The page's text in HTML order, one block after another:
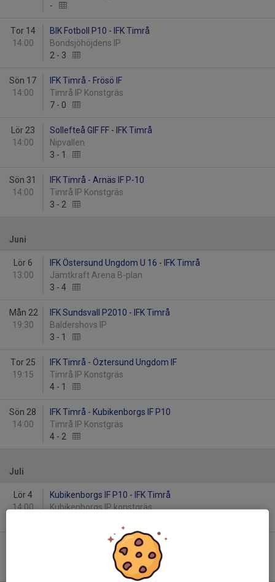
-
Tor 14
14:00
BIK Fotboll P10 - IFK Timrå
Bondsjöhöjdens IP
2 - 3
Sön 17
14:00
IFK Timrå - Frösö IF
Timrå IP Konstgräs
7 - 0
Lör 23
14:00
Sollefteå GIF FF - IFK Timrå
Nipvallen
3 - 1
Sön 31
14:00
IFK Timrå - Arnäs IF P-10
Timrå IP Konstgräs
3 - 2
Juni
Lör 6
13:00
IFK Östersund Ungdom U 16 - IFK Timrå
Jämtkraft Arena B-plan
3 - 4
Mån 22
19:30
IFK Sundsvall P2010 - IFK Timrå
Baldershovs IP
3 - 1
Tor 25
19:15
IFK Timrå - Öztersund Ungdom IF
Timrå IP Konstgräs
4 - 1
Sön 28
14:00
IFK Timrå - Kubikenborgs IF P10
Timrå IP Konstgräs
4 - 2
Juli
Lör 4
14:00
Kubikenborgs IF P10 - IFK Timrå
Kubikenborgs IP konstgräs
HK 1 (Island) - IFK Timrå
Lindevi IP2 Naturgräs